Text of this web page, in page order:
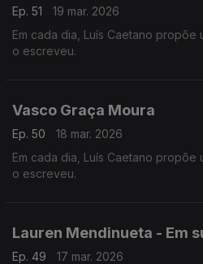
Ep. 51
19 mar. 2026
Em cada dia, Luís Caetano
o escreveu.
Vasco Graça Moura
Ep. 50
18 mar. 2026
Em cada dia, Luís Caetano
o escreveu.
Lauren Mendinueta - Em
Ep. 49
17 mar. 2026